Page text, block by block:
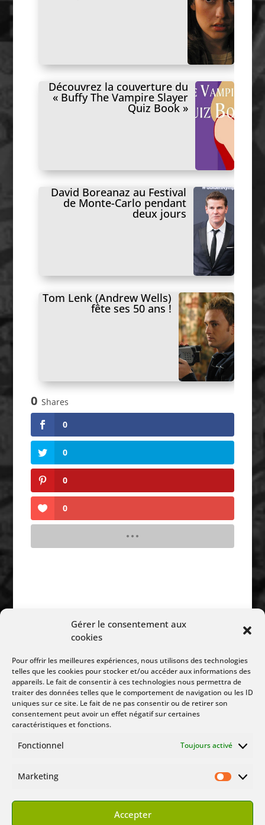
Gérer le consentement aux
cookies
Pour offrir les meilleures expériences, nous utilisons des technologies
telles que les cookies pour stocker et/ou accéder aux informations des
appareils. Le fait de consentir à ces technologies nous permettra de
traiter des données telles que le comportement de navigation ou les ID
uniques sur ce site. Le fait de ne pas consentir ou de retirer son
consentement peut avoir un effet négatif sur certaines
caractéristiques et fonctions.
Fonctionnel Toujours activé
Marketing
Accepter
Découvrez la couverture du
« Buffy The Vampire Slayer
Quiz Book »
David Boreanaz au Festival
de Monte-Carlo pendant
deux jours
Tom Lenk (Andrew Wells)
fête ses 50 ans !
0 Shares
0
0
0
0
Suivez Nous :